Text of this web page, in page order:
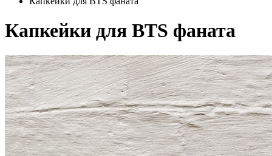
Капкейки для BTS фаната